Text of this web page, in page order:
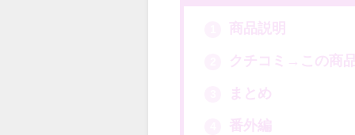
商品説明
クチコミ→この商
まとめ
番外編